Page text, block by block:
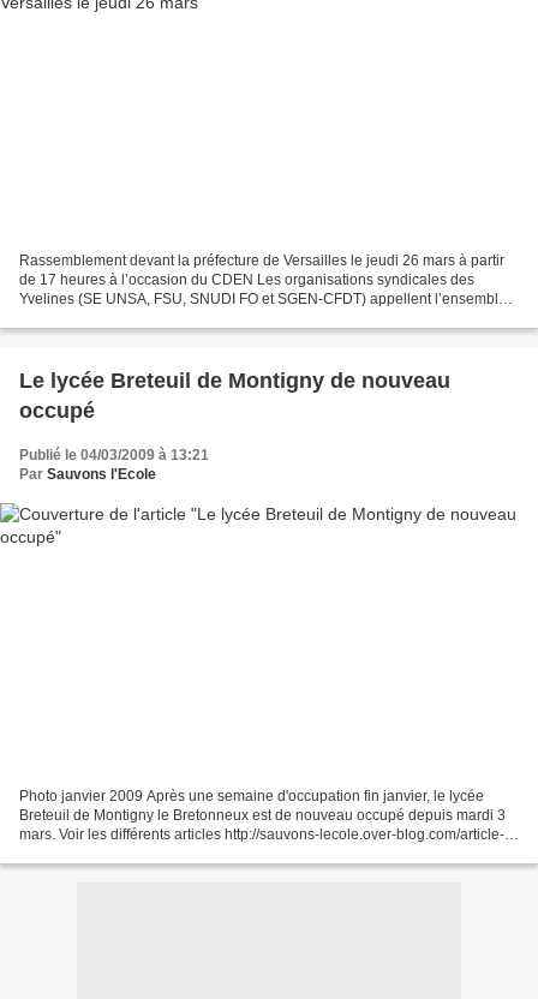
Rassemblement devant la préfecture de Versailles le jeudi 26 mars à partir
de 17 heures à l’occasion du CDEN Les organisations syndicales des
Yvelines (SE UNSA, FSU, SNUDI FO et SGEN-CFDT) appellent l’ensemble
Le lycée Breteuil de Montigny de nouveau
occupé
Publié le 04/03/2009 à 13:21
Par Sauvons l'Ecole
Photo janvier 2009 Après une semaine d'occupation fin janvier, le lycée
Breteuil de Montigny le Bretonneux est de nouveau occupé depuis mardi 3
mars. Voir les différents articles http://sauvons-lecole.over-blog.com/article-